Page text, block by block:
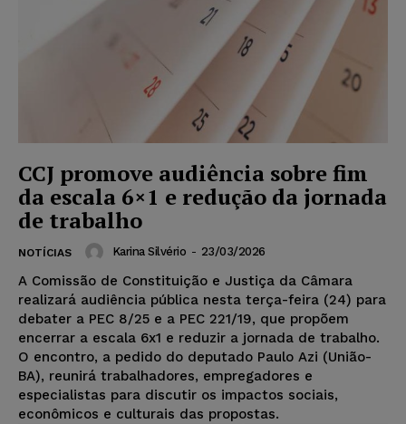
CCJ promove audiência sobre fim
da escala 6×1 e redução da jornada
de trabalho
NOTÍCIAS Karina Silvério - 23/03/2026
A Comissão de Constituição e Justiça da Câmara
realizará audiência pública nesta terça-feira (24) para
debater a PEC 8/25 e a PEC 221/19, que propõem
encerrar a escala 6x1 e reduzir a jornada de trabalho.
O encontro, a pedido do deputado Paulo Azi (União-
BA), reunirá trabalhadores, empregadores e
especialistas para discutir os impactos sociais,
econômicos e culturais das propostas.